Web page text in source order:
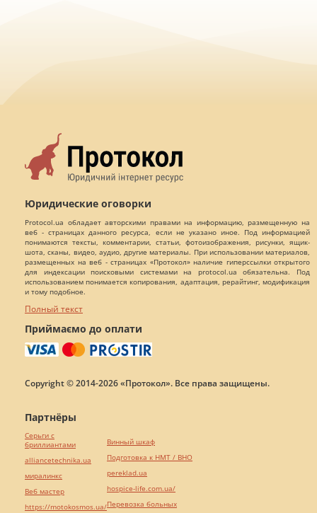
Юридические оговорки
Protocol.ua обладает авторскими правами на информацию, размещенную на
веб - страницах данного ресурса, если не указано иное. Под информацией
понимаются тексты, комментарии, статьи, фотоизображения, рисунки, ящик-
шота, сканы, видео, аудио, другие материалы. При использовании материалов,
размещенных на веб - страницах «Протокол» наличие гиперссылки открытого
для индексации поисковыми системами на protocol.ua обязательна. Под
использованием понимается копирования, адаптация, рерайтинг, модификация
и тому подобное.
Полный текст
Приймаємо до оплати
Copyright © 2014-2026 «Протокол». Все права защищены.
Партнёры
Серьги с
бриллиантами
alliancetechnika.ua
миралинкс
Веб мастер
https://motokosmos.ua/
Винный шкаф
Подготовка к НМТ / ВНО
pereklad.ua
hospice-life.com.ua/
Перевозка больных